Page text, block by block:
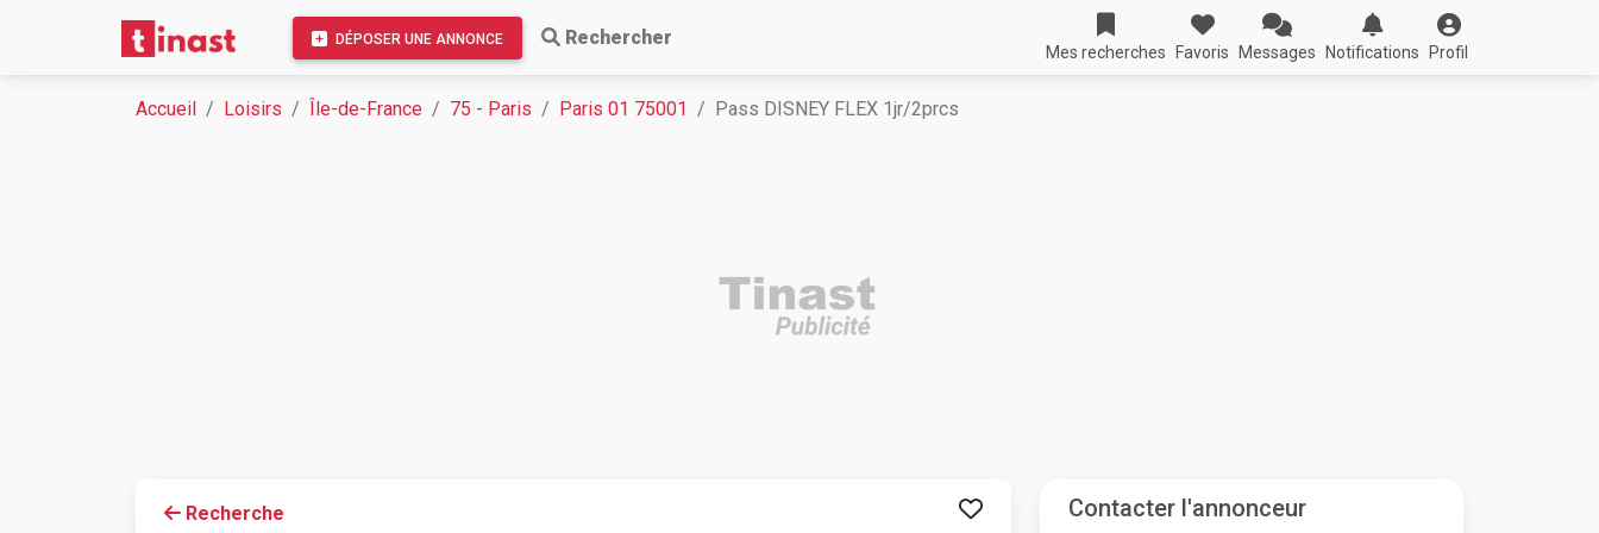
DÉPOSER UNE ANNONCE Rechercher
Mes recherches Favoris Messages Notifications Profil
Accueil Loisirs Île-de-France 75 - Paris Paris 01 75001 Pass DISNEY FLEX 1jr/2prcs
Recherche Contacter l'annonceur